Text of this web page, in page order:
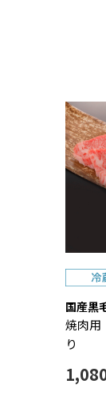
国産黒
焼肉用
り